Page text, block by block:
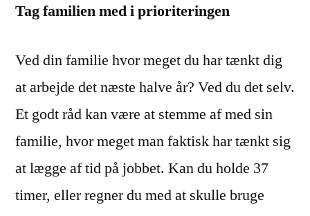
Tag familien med i prioriteringen
Ved din familie hvor meget du har tænkt dig
at arbejde det næste halve år? Ved du det selv.
Et godt råd kan være at stemme af med sin
familie, hvor meget man faktisk har tænkt sig
at lægge af tid på jobbet. Kan du holde 37
timer, eller regner du med at skulle bruge